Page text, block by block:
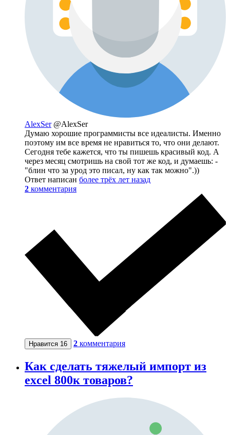
AlexSer @AlexSer
Думаю хорошие программисты все идеалисты. Именно
поэтому им все время не нравиться то, что они делают.
Сегодня тебе кажется, что ты пишешь красивый код. А
через месяц смотришь на свой тот же код, и думаешь: -
"блин что за урод это писал, ну как так можно".))
Ответ написан более трёх лет назад
2 комментария
Нравится 16 2 комментария
Как сделать тяжелый импорт из
excel 800к товаров?